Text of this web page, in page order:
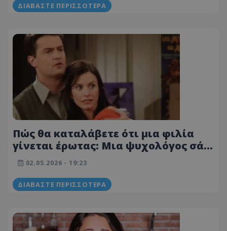
ΔΙΑΒΆΣΤΕ ΠΕΡΙΣΣΌΤΕΡΑ
Πώς θα καταλάβετε ότι μια φιλία
γίνεται έρωτας: Μια ψυχολόγος σάς
δείχνει τα σημάδια
02.05.2026 - 19:23
ΔΙΑΒΆΣΤΕ ΠΕΡΙΣΣΌΤΕΡΑ